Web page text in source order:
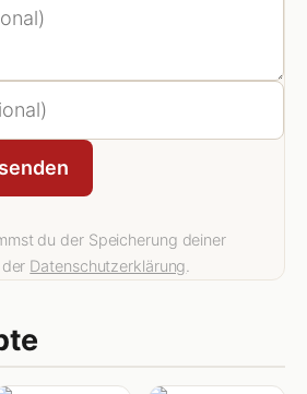
du der Speicherung deiner
Datenschutzerklärung